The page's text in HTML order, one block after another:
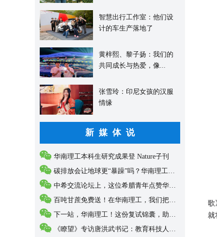
智慧出行工作室：他们设
计的车生产落地了
黄梓熙、黎子扬：我们的
共同成长与热爱，像...
张雪玲：印尼女孩的汉服
情缘
新媒体说
华南理工本科生研究成果登 Nature子刊
碳排放会让地球更“暴躁”吗？华南理工科研...
中希交流论坛上，这位希腊青年点赞华南理工...
百吨甘蔗免费送！在华南理工，我们把“甜”...
下一站，华南理工！这份复试锦囊，助你抵达...
《瞭望》专访唐洪武书记：教育科技人才三位...
歌
就